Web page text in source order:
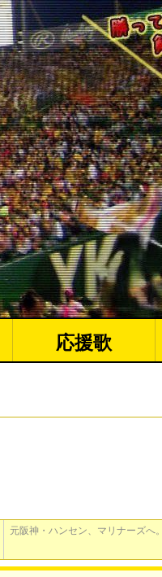
応援歌
元阪神・ハンセン、マリナーズへ